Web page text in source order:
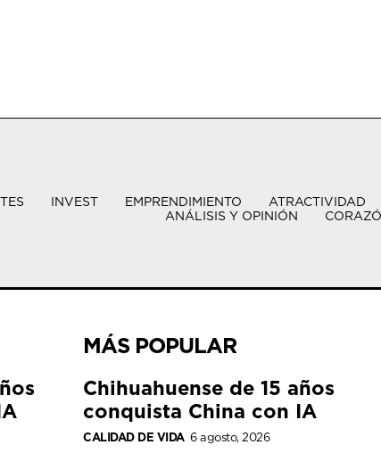
INVEST EMPRENDIMIENTO ATRACTIVIDAD
ANÁLISIS Y OPINIÓN
MÁS POPULAR
Chihuahuense de 15 años
conquista China con IA
CALIDAD DE VIDA 6 agosto, 2026